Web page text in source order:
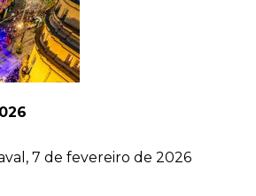
7 de fevereiro de 2026